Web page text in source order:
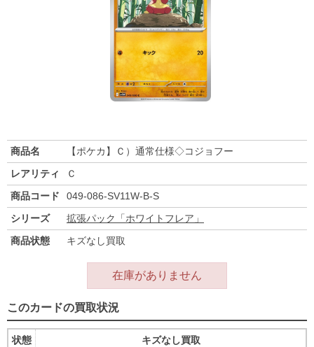
商品名
【ポケカ】Ｃ）通常仕様◇コジョフー
レアリティ
Ｃ
商品コード
049-086-SV11W-B-S
シリーズ
拡張パック「ホワイトフレア」
商品状態
キズなし買取
在庫がありません
このカードの買取状況
状態
キズなし買取